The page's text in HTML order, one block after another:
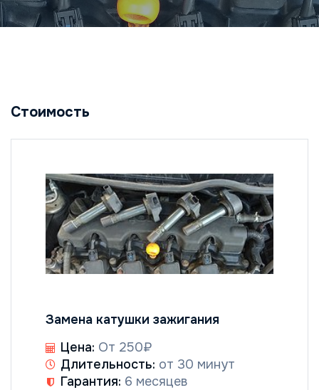
Стоимость
Замена катушки зажигания
Цена: От 250₽
Длительность: от 30 минут
Гарантия: 6 месяцев